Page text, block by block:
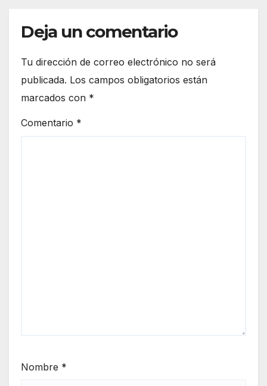
Deja un comentario
Tu dirección de correo electrónico no será
publicada. Los campos obligatorios están
marcados con *
Comentario *
Nombre *